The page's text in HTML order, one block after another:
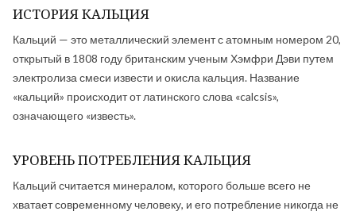
ИСТОРИЯ КАЛЬЦИЯ
Кальций — это металлический элемент с атомным номером 20,
открытый в 1808 году британским ученым Хэмфри Дэви путем
электролиза смеси извести и окисла кальция. Название
«кальций» происходит от латинского слова «calcsis»,
означающего «известь».
УРОВЕНЬ ПОТРЕБЛЕНИЯ КАЛЬЦИЯ
Кальций считается минералом, которого больше всего не
хватает современному человеку, и его потребление никогда не